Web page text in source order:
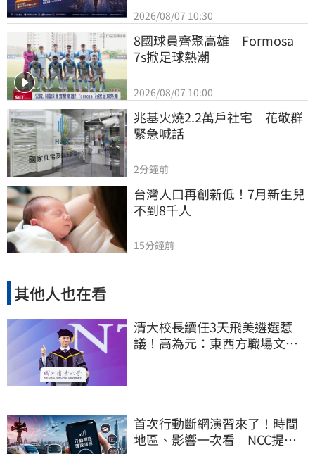
2026/08/07 10:30
8國球員齊聚高雄　Formosa
7s掀足球熱潮
2026/08/07 10:00
兆基火燒2.2萬戶社宅　花敬群
緊急喊話
2分鐘前
台灣人口再創新低！7月新生兒
不到8千人
15分鐘前
其他人也在看
清大校長續任3天飛美遴選惹
議！高為元：東西方職場文化
首次行動斷網演習來了！時間
地區、影響一次看 NCC提醒